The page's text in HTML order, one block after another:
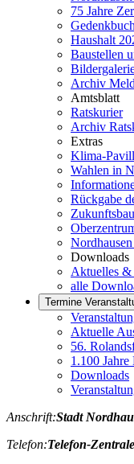
75 Jahre
Haushalt
Baustellen
Archiv
Amtsblatt
Ratskurier
Archiv
Extras
Klima-
Wahlen in
Rückgabe
Downloads
Aktuelles &
alle
Termine
Aktuelle
56.
1.100 Jahre
Downloads
Anschrift:Stadt
Telefon:Telefon-